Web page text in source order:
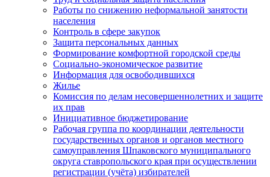
Работы по снижению неформальной занятости
населения
Контроль в сфере закупок
Защита персональных данных
Формирование комфортной городской среды
Социально-экономическое развитие
Информация для освободившихся
Жилье
Комиссия по делам несовершеннолетних и защите
их прав
Инициативное бюджетирование
Рабочая группа по координации деятельности
государственных органов и органов местного
самоуправления Шпаковского муниципального
округа ставропольского края при осуществлении
регистрации (учёта) избирателей